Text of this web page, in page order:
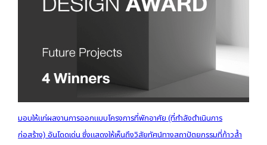
มอบให้แก่ผลงานการออกแบบโครงการที่พักอาศัย (ที่กำลังดำเนินการ
ก่อสร้าง) อันโดดเด่น ซึ่งแสดงให้เห็นถึงวิสัยทัศน์ทางสถาปัตยกรรมที่ก้าวล้ำ